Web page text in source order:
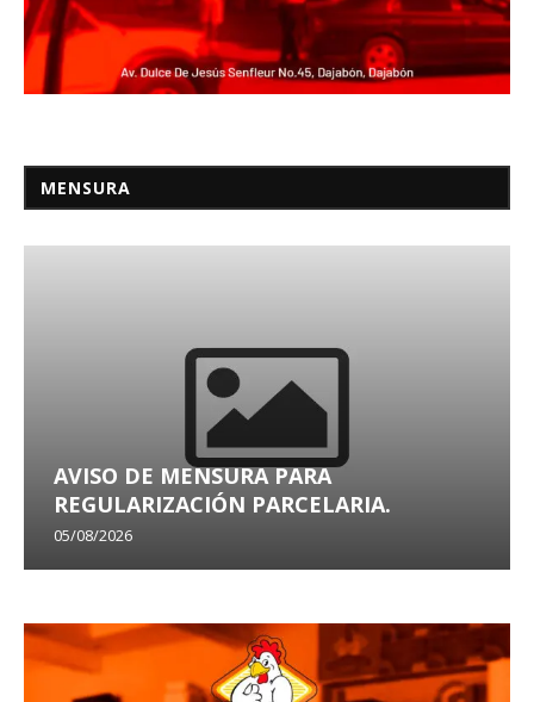
MENSURA
AVISO DE MENSURA PARA
REGULARIZACIÓN PARCELARIA.
05/08/2026